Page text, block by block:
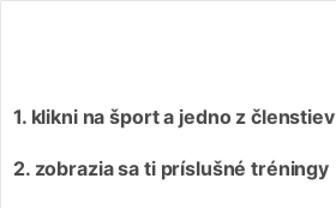
1. klikni na šport a jedno z členstiev
2. zobrazia sa ti príslušné tréningy